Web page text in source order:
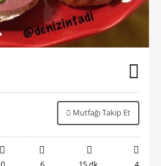
Mutfağı Takip Et